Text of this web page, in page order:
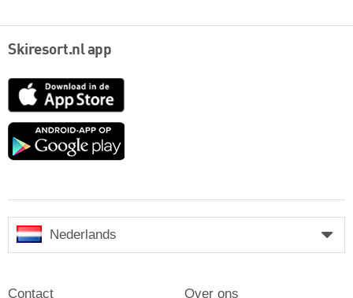
Skiresort.nl app
App
Google
Nederlands
Contact Over ons